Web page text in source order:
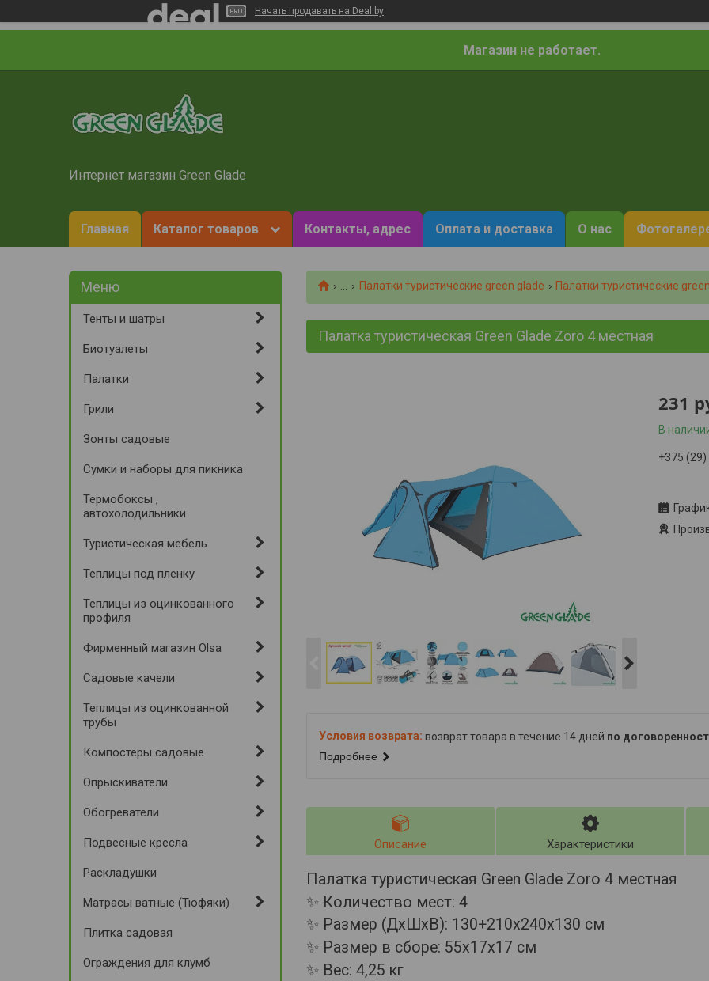
Начать продавать на Deal.by
Магазин не работает.
Интернет магазин Green Glade
Главная Каталог товаров Контакты, адрес Оплата и доставка О нас
Палатки туристические green glade Палатки туристические
Палатка туристическая Green Glade Zoro 4 местная
231
В
+375
возврат товара в течение 14 дней по
Подробнее
Описание Характеристики
Палатка туристическая Green Glade Zoro 4 местная
✨ Количество мест: 4
✨ Размер (ДхШхВ): 130+210х240х130 см
✨ Размер в сборе: 55х17х17 см
✨ Вес: 4,25 кг
Тенты и шатры
Биотуалеты
Палатки
Грили
Зонты садовые
Сумки и наборы для пикника
Термобоксы ,
автохолодильники
Туристическая мебель
Теплицы под пленку
Теплицы из оцинкованного
профиля
Фирменный магазин Olsa
Садовые качели
Теплицы из оцинкованной
трубы
Компостеры садовые
Опрыскиватели
Обогреватели
Подвесные кресла
Раскладушки
Матрасы ватные (Тюфяки)
Плитка садовая
Ограждения для клумб